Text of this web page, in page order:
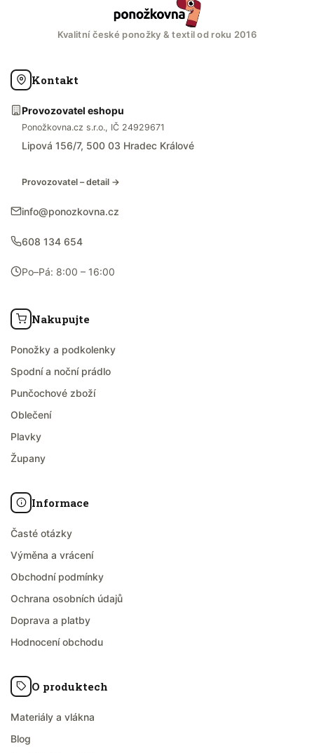
Kvalitní české ponožky & textil od roku 2016
Kontakt
Provozovatel eshopu
Ponožkovna.cz s.r.o., IČ 24929671
Lipová 156/7, 500 03 Hradec Králové
Provozovatel – detail →
info@ponozkovna.cz
608 134 654
Po–Pá: 8:00 – 16:00
Nakupujte
Ponožky a podkolenky
Spodní a noční prádlo
Punčochové zboží
Oblečení
Plavky
Župany
Informace
Časté otázky
Výměna a vrácení
Obchodní podmínky
Ochrana osobních údajů
Doprava a platby
Hodnocení obchodu
O produktech
Materiály a vlákna
Blog